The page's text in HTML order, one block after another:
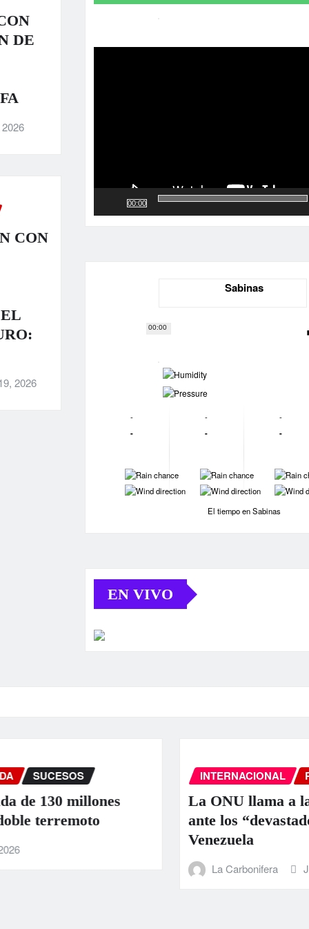
DE
CON
2026
00:00
00:00
Sabinas
-
-
-
-
-
-
-
-
-
-
-
-
-
-
El tiempo en Sabinas
EN VIVO
PORTADA
La ONU llama a la colaboración
ante los “devastadores”
Jun 25, 2026